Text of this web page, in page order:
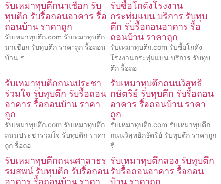
รับเหมาทุบตึกนาเชือก รับ
ทุบตึก รับรื้อถอนอาคาร รื้อ
ถอนบ้าน ราคาถูก
รับเหมาทุบตึก.com รับเหมาทุบตึก
นาเชือก รับทุบตึก ราคาถูก รื้อถอน
บ้าน ร
รับซื้อโกดังโรงงาน
กระทุ่มแบน บริการ รับทุบ
ตึก รับรื้อถอนอาคาร รื้อ
ถอนบ้าน ราคาถูก
รับเหมาทุบตึก.com รับซื้อโกดัง
โรงงานกระทุ่มแบน บริการ รับทุบ
ตึก รื้อถอ
รับเหมาทุบตึกถนนประชา
ร่วมใจ รับทุบตึก รับรื้อถอน
อาคาร รื้อถอนบ้าน ราคา
ถูก
รับเหมาทุบตึก.com รับเหมาทุบตึก
ถนนประชาร่วมใจ รับทุบตึก ราคา
ถูก รื้อถอ
รับเหมาทุบตึกถนนวิสุทธิ
กษัตริย์ รับทุบตึก รับรื้อถอน
อาคาร รื้อถอนบ้าน ราคา
ถูก
รับเหมาทุบตึก.com รับเหมาทุบตึก
ถนนวิสุทธิกษัตริย์ รับทุบตึก ราคาถูก
รื
รับเหมาทุบตึกถนนศาลาธร
รมสพน์ รับทุบตึก รับรื้อถอน
อาคาร รื้อถอนบ้าน ราคา
รับเหมาทุบตึกลอง รับทุบตึก
รับรื้อถอนอาคาร รื้อถอน
บ้าน ราคาถูก